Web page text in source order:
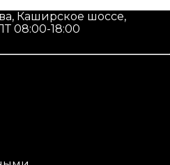
Каширское шоссе,
08:00-18:00